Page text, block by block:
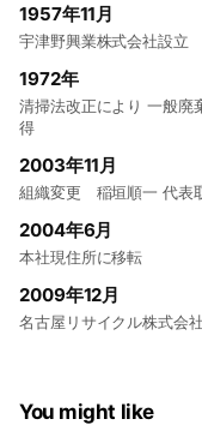
1957年11月
宇津野興業株式会社設立
1972年
清掃法改正により 一般廃
得
2003年11月
組織変更
2004年6月
本社現住所に移転
2009年12月
名古屋リサイクル株式会
You might like